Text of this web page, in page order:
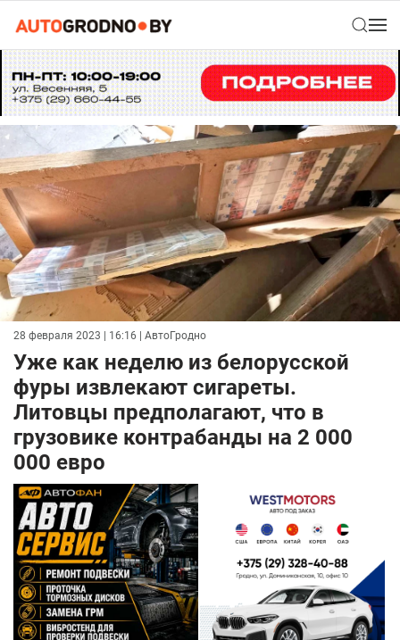
28 февраля 2023 | 16:16 | АвтоГродно
Уже как неделю из белорусской
фуры извлекают сигареты.
Литовцы предполагают, что в
грузовике контрабанды на 2 000
000 евро